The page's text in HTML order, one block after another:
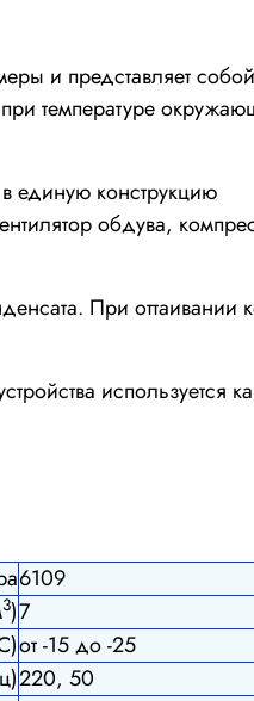
и представляет
температуре
единую конструкцию
обдува,
При оттаивании
используется
6109
3)7
от -15 до -25
220, 50